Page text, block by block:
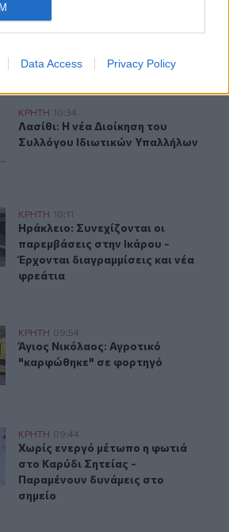
Data Access Privacy Policy
του Συλλόγου Ιδιωτικών
ΚΡΗΤΗ 10:34
Λασίθι: Η νέα Διοίκηση του
Λασίθι: Η νέα Διοίκηση του
Συλλόγου Ιδιωτικών Υπαλλήλων
οι παρεμβάσεις στην Ικάρου -
ΚΡΗΤΗ 10:11
Ηράκλειο: Συνεχίζονται οι
Ηράκλειο: Συνεχίζονται οι
παρεμβάσεις στην Ικάρου -
Έρχονται διαγραμμίσεις και νέα
φρεάτια
"καρφώθηκε" σε φορτηγό
ΚΡΗΤΗ 09:54
Άγιος Νικόλαος: Αγροτικό
Άγιος Νικόλαος: Αγροτικό
"καρφώθηκε" σε φορτηγό
η φωτιά στο Καρύδι Σητείας -
ΚΡΗΤΗ 09:44
Χωρίς ενεργό μέτωπο η φωτιά στο
Χωρίς ενεργό μέτωπο η φωτιά
στο Καρύδι Σητείας -
Παραμένουν δυνάμεις στο
σημείο